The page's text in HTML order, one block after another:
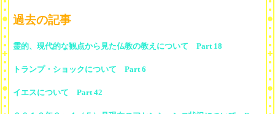
過去の記事
霊的、現代的な観点から見た仏教の教えについて Part 18
トランプ・ショックについて Part 6
イエスについて Part 42